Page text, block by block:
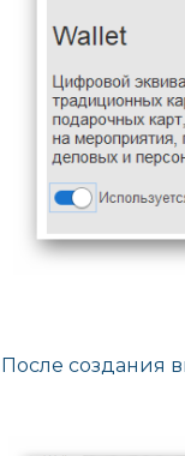
После создания